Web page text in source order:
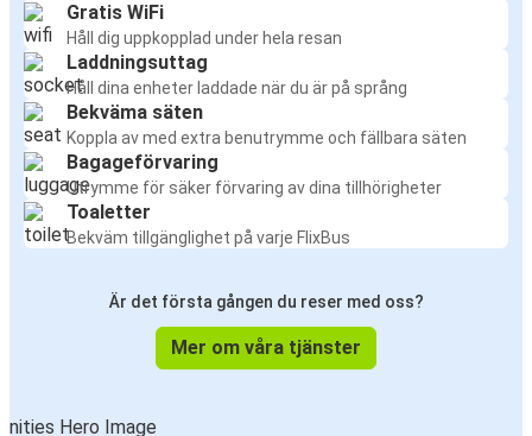
Gratis WiFi
Håll dig uppkopplad under hela resan
Laddningsuttag
Håll dina enheter laddade när du är på språng
Bekväma säten
Koppla av med extra benutrymme och fällbara säten
Bagageförvaring
Utrymme för säker förvaring av dina tillhörigheter
Toaletter
Bekväm tillgänglighet på varje FlixBus
Är det första gången du reser med oss?
Mer om våra tjänster